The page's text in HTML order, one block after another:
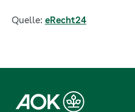
Quelle: eRecht24